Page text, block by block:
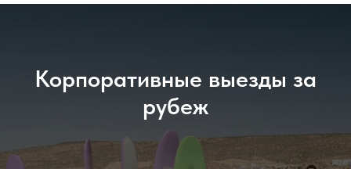
Корпоративные выезды за
рубеж